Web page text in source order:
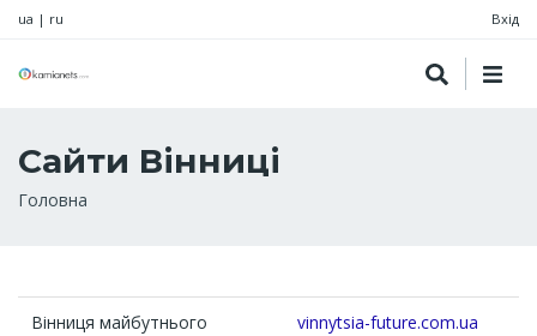
ua | ru Вхід
Сайти Вінниці
Рядок
Головна
Вінниця майбутнього vinnytsia-future.com.ua